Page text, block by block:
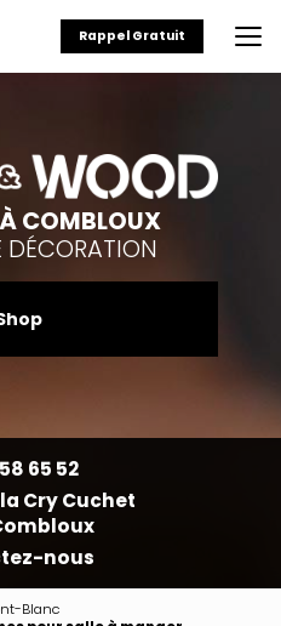
Rappel Gratuit
COMBLOUX
65 52
Cry Cuchet
nous
Blanc